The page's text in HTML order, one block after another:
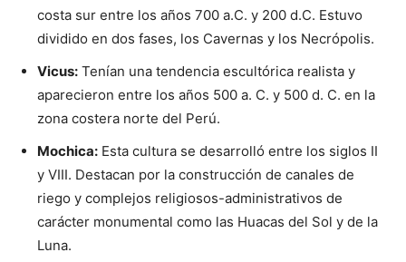
costa sur entre los años 700 a.C. y 200 d.C. Estuvo
dividido en dos fases, los Cavernas y los Necrópolis.
Vicus: Tenían una tendencia escultórica realista y
aparecieron entre los años 500 a. C. y 500 d. C. en la
zona costera norte del Perú.
Mochica: Esta cultura se desarrolló entre los siglos II
y VIII. Destacan por la construcción de canales de
riego y complejos religiosos-administrativos de
carácter monumental como las Huacas del Sol y de la
Luna.